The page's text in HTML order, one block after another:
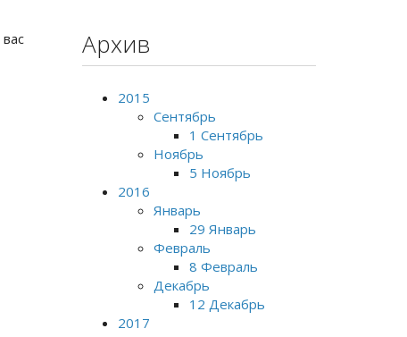
Архив
2015
Сентябрь
1 Сентябрь
Ноябрь
5 Ноябрь
2016
Январь
29 Январь
Февраль
8 Февраль
Декабрь
12 Декабрь
2017